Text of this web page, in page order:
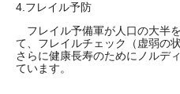
4.フレイル予防
フレイル予備軍が人口の大半
て、フレイルチェック（虚弱の
さらに健康長寿のためにノルデ
ています。